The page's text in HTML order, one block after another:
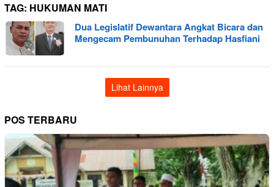
TAG: HUKUMAN MATI
Dua Legislatif Dewantara Angkat Bicara dan
Mengecam Pembunuhan Terhadap Hasfiani
Lihat Lainnya
POS TERBARU